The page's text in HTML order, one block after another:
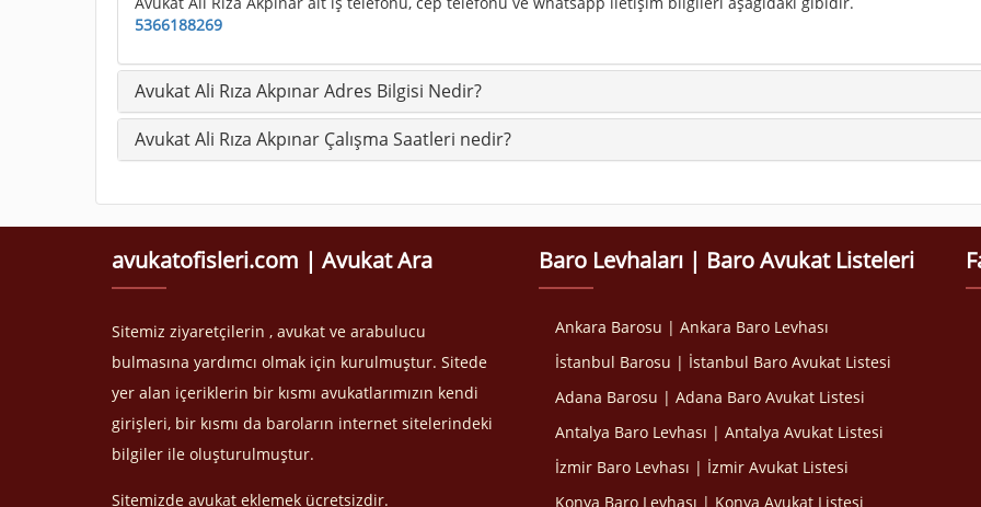
5366188269
Avukat Ali Rıza Akpınar Adres Bilgisi Nedir?
Avukat Ali Rıza Akpınar Çalışma Saatleri nedir?
avukatofisleri.com | Avukat Ara
Sitemiz ziyaretçilerin , avukat ve arabulucu
bulmasına yardımcı olmak için kurulmuştur. Sitede
yer alan içeriklerin bir kısmı avukatlarımızın kendi
girişleri, bir kısmı da baroların internet sitelerindeki
bilgiler ile oluşturulmuştur.
Sitemizde avukat eklemek ücretsizdir.
Baro Levhaları | Baro Avukat Listeleri
Ankara Barosu | Ankara Baro Levhası
İstanbul Barosu | İstanbul Baro Avukat Listesi
Adana Barosu | Adana Baro Avukat Listesi
Antalya Baro Levhası | Antalya Avukat Listesi
İzmir Baro Levhası | İzmir Avukat Listesi
Konya Baro Levhası | Konya Avukat Listesi